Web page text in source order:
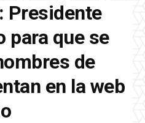
Presidente
para que se
de
en la web